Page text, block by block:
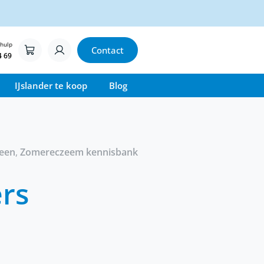
69 Contact
IJslander te koop Blog
, Zomereczeem kennisbank